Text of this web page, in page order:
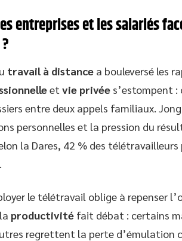
entreprises et les salariés
travail à distance a bouleversé les
et vie privée s’estompent :
entre deux appels familiaux.
personnelles et la pression du
la Dares, 42 % des
le télétravail oblige à repenser
productivité fait débat : certains
regrettent la perte d’émulation